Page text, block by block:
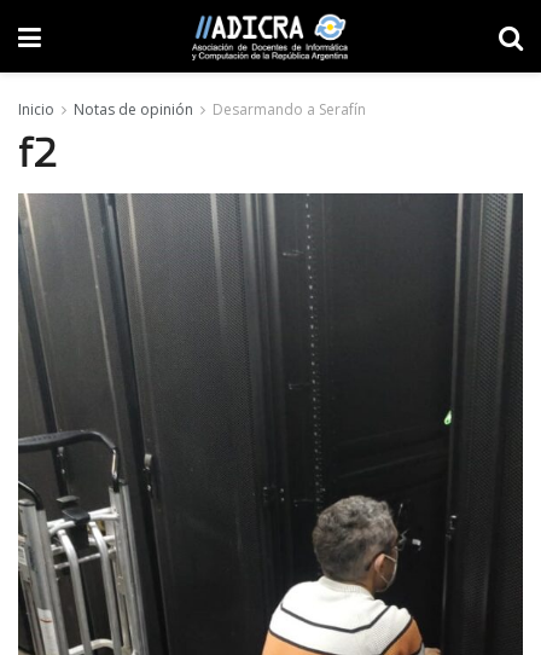
Inicio Notas de opinión Desarmando a Serafín
f2